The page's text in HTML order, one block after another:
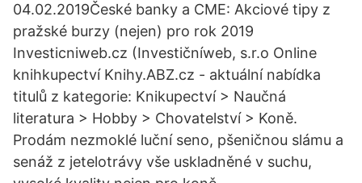
04.02.2019České banky a CME: Akciové tipy z
pražské burzy (nejen) pro rok 2019
Investicniweb.cz (Investičníweb, s.r.o Online
knihkupectví Knihy.ABZ.cz - aktuální nabídka
titulů z kategorie: Knikupectví > Naučná
literatura > Hobby > Chovatelství > Koně.
Prodám nezmoklé luční seno, pšeničnou slámu a
senáž z jetelotrávy vše uskladněné v suchu,